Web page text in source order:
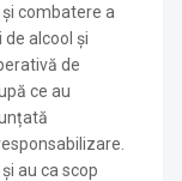
combatere a
alcool și
de
ce au
au ca scop